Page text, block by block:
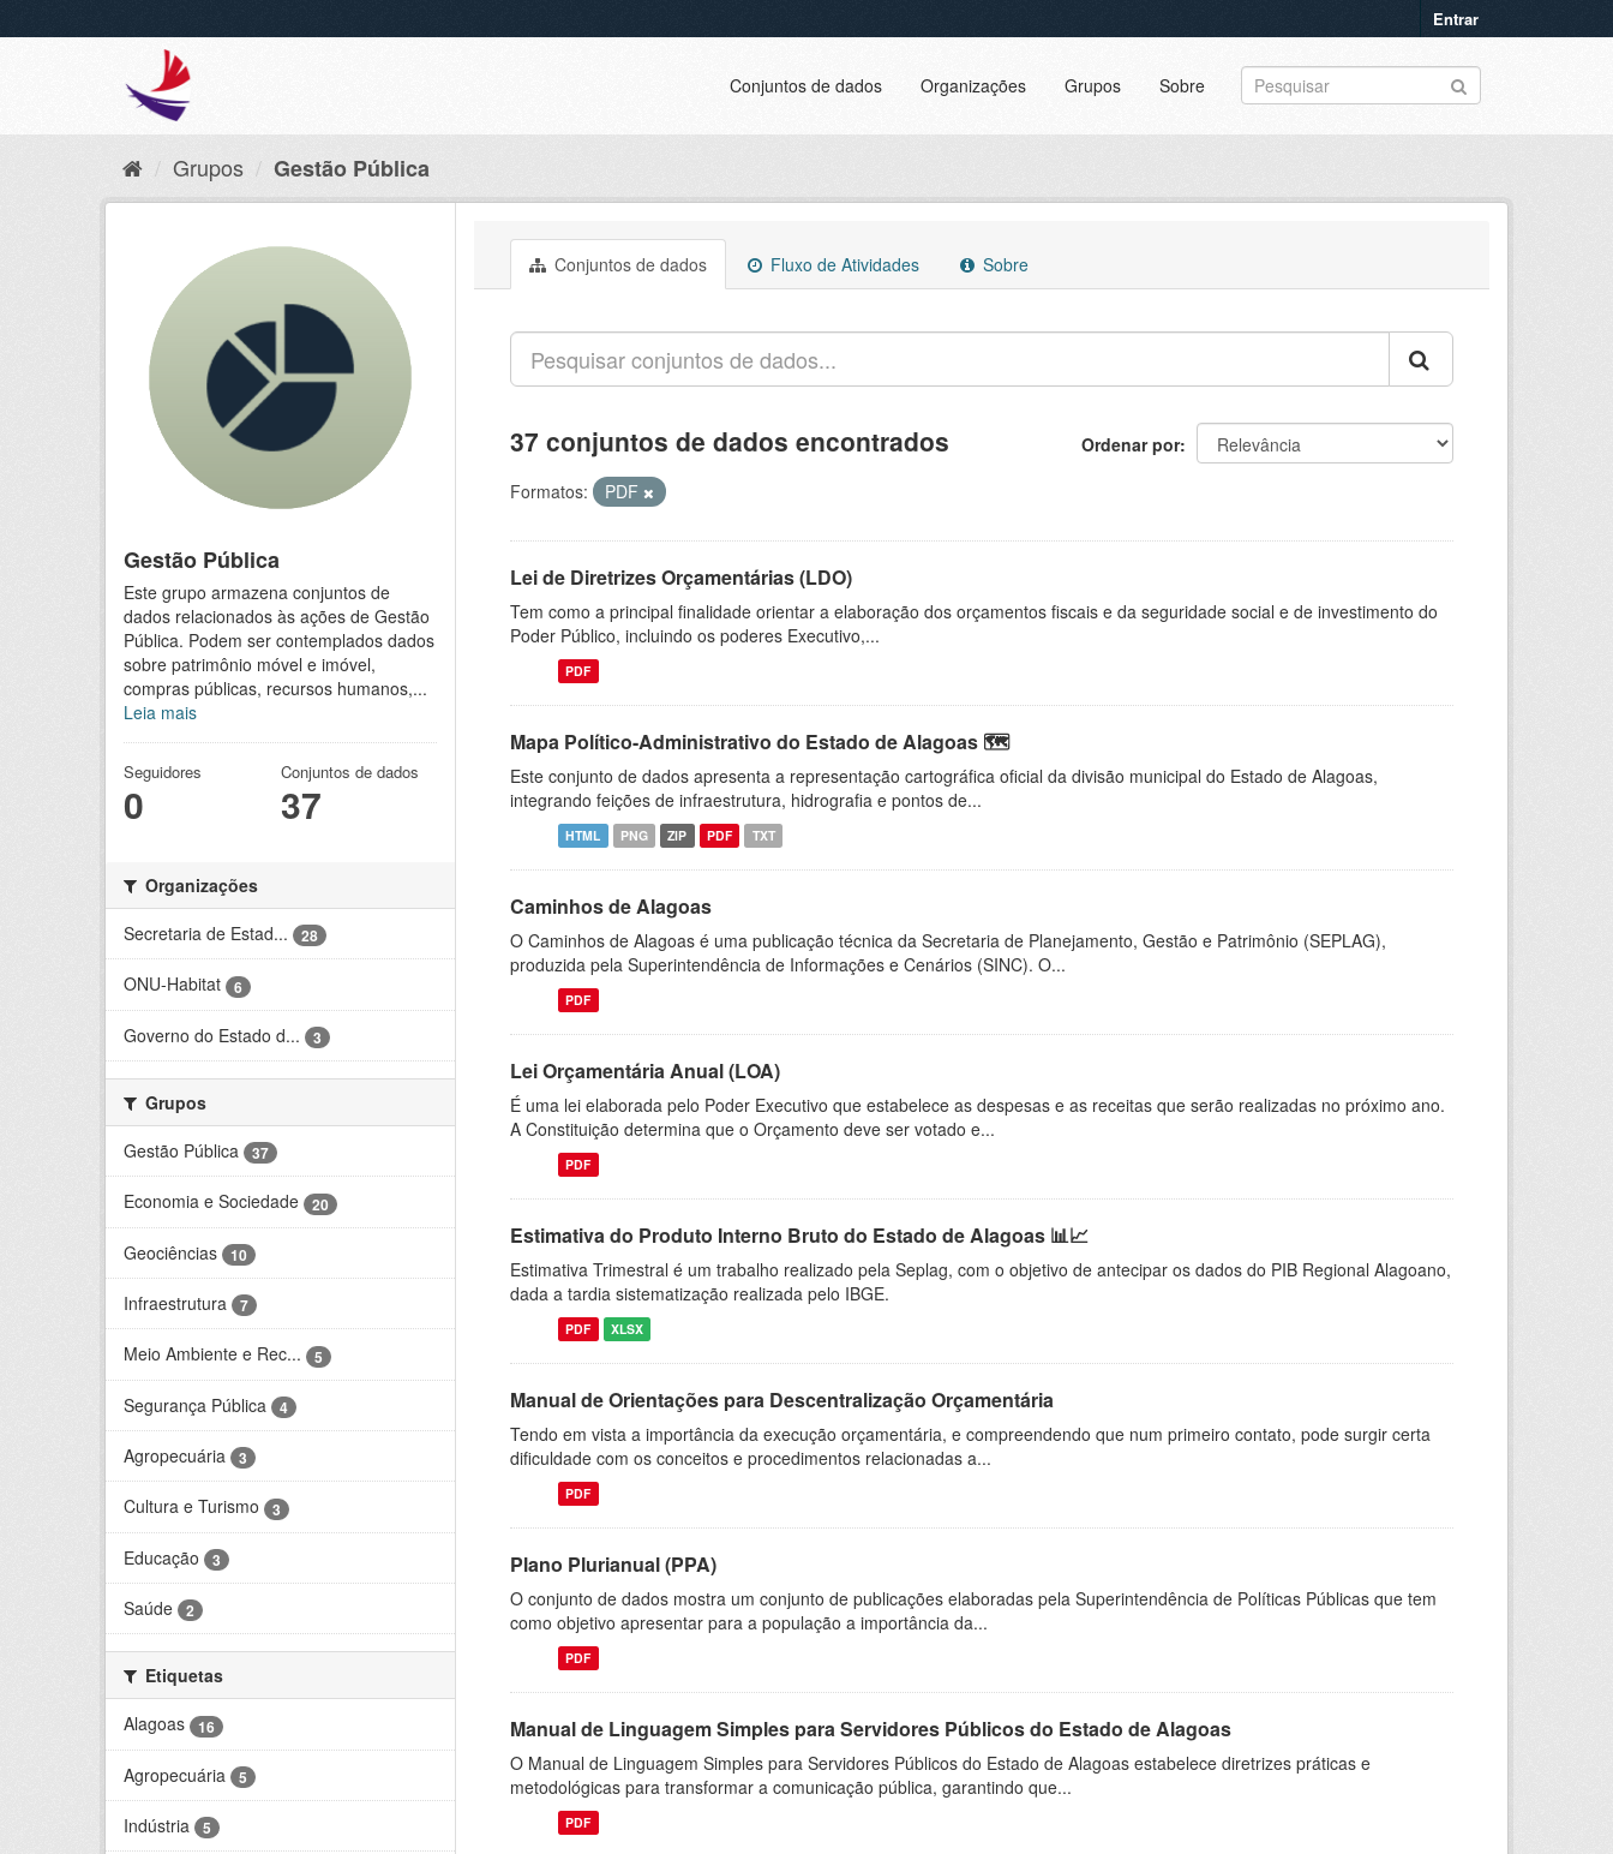
Entrar
Conjuntos de dados Organizações Grupos Sobre
Grupos Gestão Pública
Gestão Pública
Este grupo armazena conjuntos de
dados relacionados às ações de Gestão
Pública. Podem ser contemplados dados
sobre patrimônio móvel e imóvel,
compras públicas, recursos humanos,...
Leia mais
Seguidores
0
Conjuntos de dados
37
Organizações
Secretaria de Estad...
28
ONU-Habitat 6
Governo do Estado d... 3
Grupos
Gestão Pública
37
Economia e Sociedade 20
Geociências 10
Infraestrutura 7
Meio Ambiente e Rec... 5
Segurança Pública 4
Agropecuária 3
Cultura e Turismo 3
Educação 3
Saúde 2
Etiquetas
Alagoas
16
Agropecuária 5
Indústria 5
Conjuntos de dados Fluxo de Atividades Sobre
Ordenar por
37 conjuntos de dados encontrados
Formatos: PDF
Lei de Diretrizes Orçamentárias (LDO)
Tem como a principal finalidade orientar a elaboração dos orçamentos fiscais e da seguridade social e de investimento do
Poder Público, incluindo os poderes Executivo,...
PDF
Mapa Político-Administrativo do Estado de Alagoas 🗺️
Este conjunto de dados apresenta a representação cartográfica oficial da divisão municipal do Estado de Alagoas,
integrando feições de infraestrutura, hidrografia e pontos de...
HTML PNG ZIP PDF TXT
Caminhos de Alagoas
O Caminhos de Alagoas é uma publicação técnica da Secretaria de Planejamento, Gestão e Patrimônio (SEPLAG),
produzida pela Superintendência de Informações e Cenários (SINC). O...
PDF
Lei Orçamentária Anual (LOA)
É uma lei elaborada pelo Poder Executivo que estabelece as despesas e as receitas que serão realizadas no próximo ano.
A Constituição determina que o Orçamento deve ser votado e...
PDF
Estimativa do Produto Interno Bruto do Estado de Alagoas 📊📈
Estimativa Trimestral é um trabalho realizado pela Seplag, com o objetivo de antecipar os dados do PIB Regional Alagoano,
dada a tardia sistematização realizada pelo IBGE.
PDF XLSX
Manual de Orientações para Descentralização Orçamentária
Tendo em vista a importância da execução orçamentária, e compreendendo que num primeiro contato, pode surgir certa
dificuldade com os conceitos e procedimentos relacionadas a...
PDF
Plano Plurianual (PPA)
O conjunto de dados mostra um conjunto de publicações elaboradas pela Superintendência de Políticas Públicas que tem
como objetivo apresentar para a população a importância da...
PDF
Manual de Linguagem Simples para Servidores Públicos do Estado de Alagoas
O Manual de Linguagem Simples para Servidores Públicos do Estado de Alagoas estabelece diretrizes práticas e
metodológicas para transformar a comunicação pública, garantindo que...
PDF